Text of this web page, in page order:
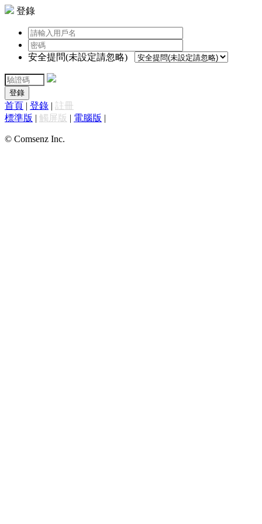
登錄
安全提問(未設定請忽略)
登錄
首頁 | 登錄 | 註冊
標準版 | 觸屏版 | 電腦版 |
© Comsenz Inc.